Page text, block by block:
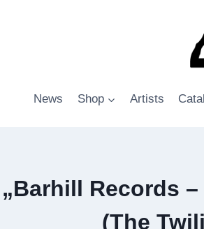
News Shop Artists
„Barhill Records
(The